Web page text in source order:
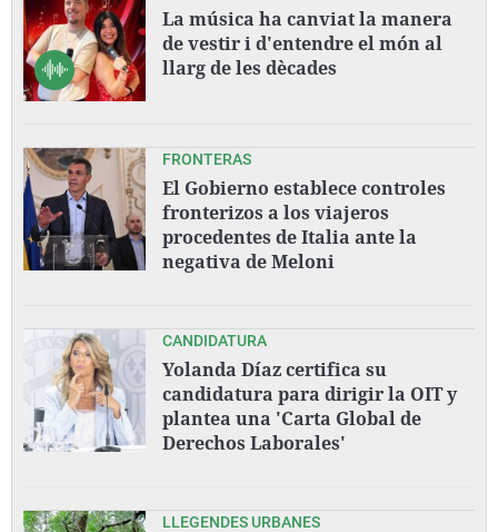
La música ha canviat la manera
de vestir i d'entendre el món al
llarg de les dècades
FRONTERAS
El Gobierno establece controles
fronterizos a los viajeros
procedentes de Italia ante la
negativa de Meloni
CANDIDATURA
Yolanda Díaz certifica su
candidatura para dirigir la OIT y
plantea una 'Carta Global de
Derechos Laborales'
LLEGENDES URBANES